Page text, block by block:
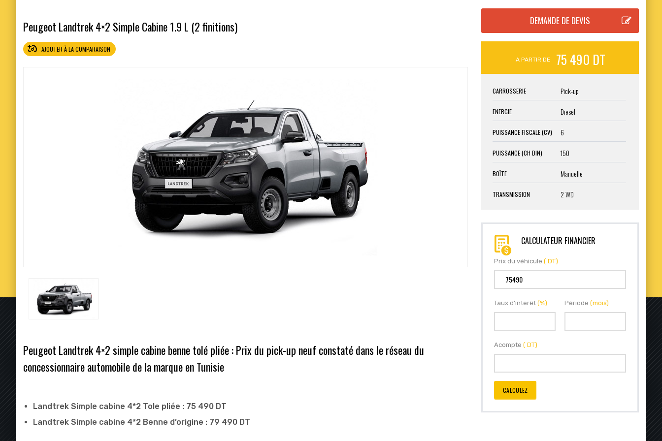
Peugeot Landtrek 4×2 Simple Cabine 1.9 L (2 finitions)
AJOUTER À LA COMPARAISON
Peugeot Landtrek 4×2 simple cabine benne tolé pliée : Prix du pick-up neuf constaté dans le réseau du
concessionnaire automobile de la marque en Tunisie
Landtrek Simple cabine 4*2 Tole pliée : 75 490 DT
Landtrek Simple cabine 4*2 Benne d’origine : 79 490 DT
A PARTIR DE 75 490 DT
CARROSSERIE Pick-up
ENERGIE Diesel
PUISSANCE FISCALE (CV) 6
PUISSANCE (CH DIN) 150
BOÎTE Manuelle
TRANSMISSION 2 WD
CALCULATEUR FINANCIER
Prix du véhicule ( DT)
Taux d'interêt (%) Période (mois)
Acompte ( DT)
CALCULEZ